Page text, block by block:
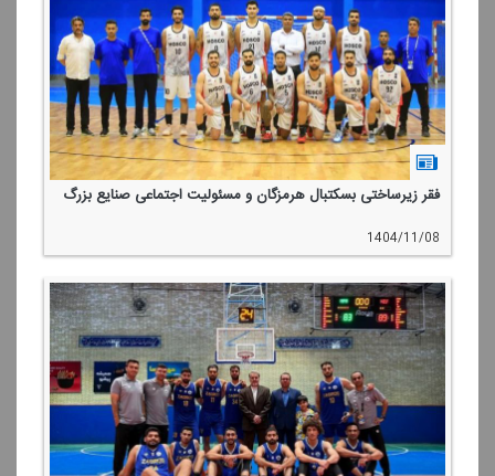
فقر زیرساختی بسكتبال هرمزگان و مسئولیت اجتماعی صنایع بزرگ
1404/11/08